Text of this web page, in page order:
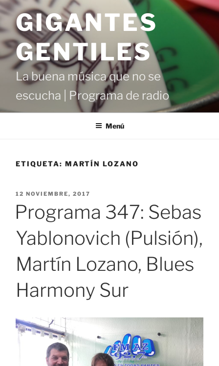
Saltar
contenido
GIGANTES
GENTILES
La buena música que no se
escucha | Programa de radio
Menú
ETIQUETA: MARTÍN LOZANO
PUBLICADO
12 NOVIEMBRE, 2017
Programa 347: Sebas
Yablonovich (Pulsión),
Martín Lozano, Blues
Harmony Sur